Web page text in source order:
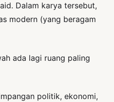
Dalam karya tersebut,
modern (yang beragam
ada lagi ruang paling
politik, ekonomi,